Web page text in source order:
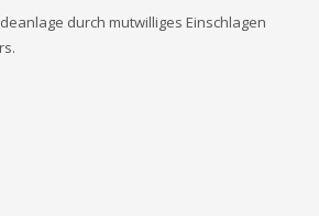
durch mutwilliges Einschlagen